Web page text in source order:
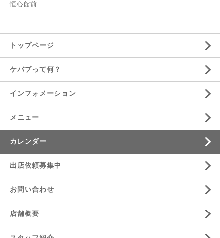
恒心館前
トップページ
ケバブって何？
インフォメーション
メニュー
カレンダー
出店依頼募集中
お問い合わせ
店舗概要